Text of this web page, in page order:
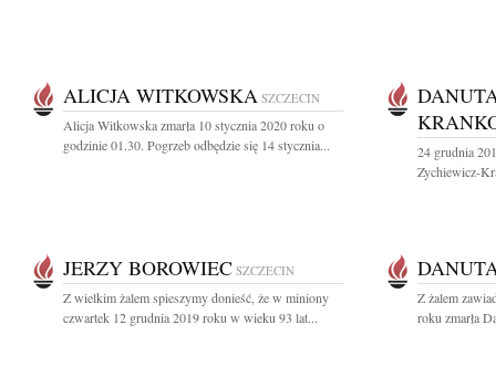
ALICJA WITKOWSKA SZCZECIN
Alicja Witkowska zmarła 10 stycznia 2020 roku o
godzinie 01.30. Pogrzeb odbędzie się 14 stycznia...
24 grudnia
Zychiewicz-
JERZY BOROWIEC SZCZECIN
Z wielkim żalem spieszymy donieść, że w miniony
czwartek 12 grudnia 2019 roku w wieku 93 lat...
Z żalem
roku zmarła